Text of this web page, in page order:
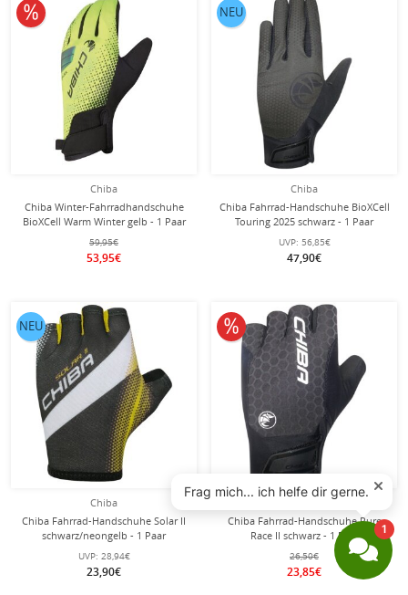
Chiba
Chiba Winter-Fahrradhandschuhe
BioXCell Warm Winter gelb - 1 Paar
59,95€
53,95€
10% reduziert
Chiba
Chiba Fahrrad-Handschuhe BioXCell
Touring 2025 schwarz - 1 Paar
UVP: 56,85€
47,90€
NEU
Chiba
Chiba Fahrrad-Handschuhe Solar II
schwarz/neongelb - 1 Paar
UVP: 28,94€
23,90€
NEU
Chiba Fahrrad-Handschuhe Pure
Race II schwarz - 1 Paar
26,50€
23,85€
10% reduziert